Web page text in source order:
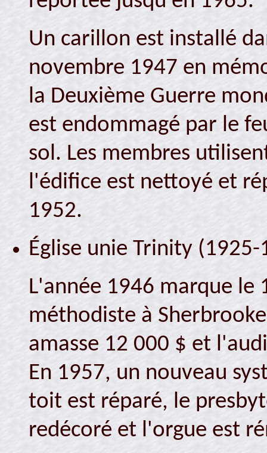
Un carillon est installé
novembre 1947 en
la Deuxième Guerre
est endommagé par le
sol. Les membres
l'édifice est nettoyé et
1952.
Église unie Trinity (1925-
L'année 1946 marque le
méthodiste à
amasse 12 000 $ et
En 1957, un nouveau
toit est réparé, le
redécoré et l'orgue est